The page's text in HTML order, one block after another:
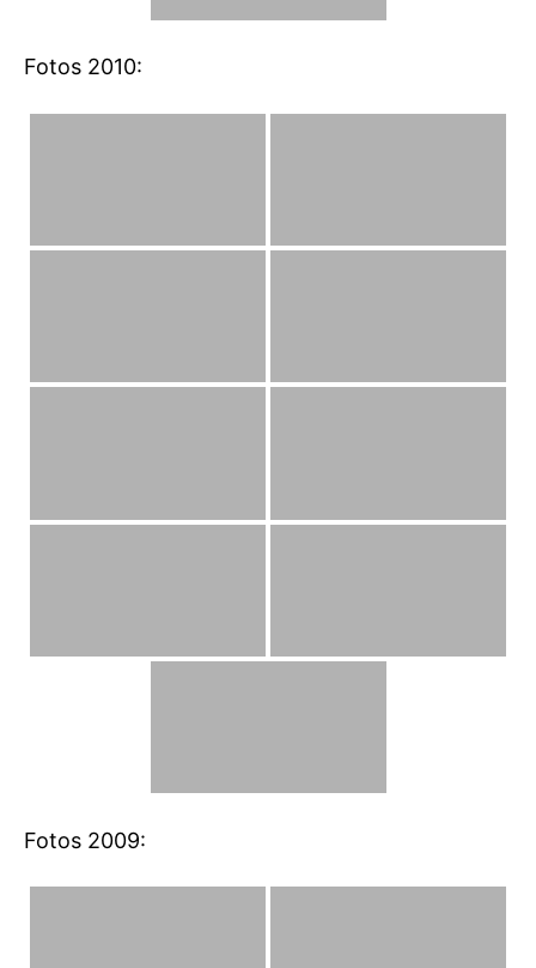
Fotos 2010:
Fotos 2009: